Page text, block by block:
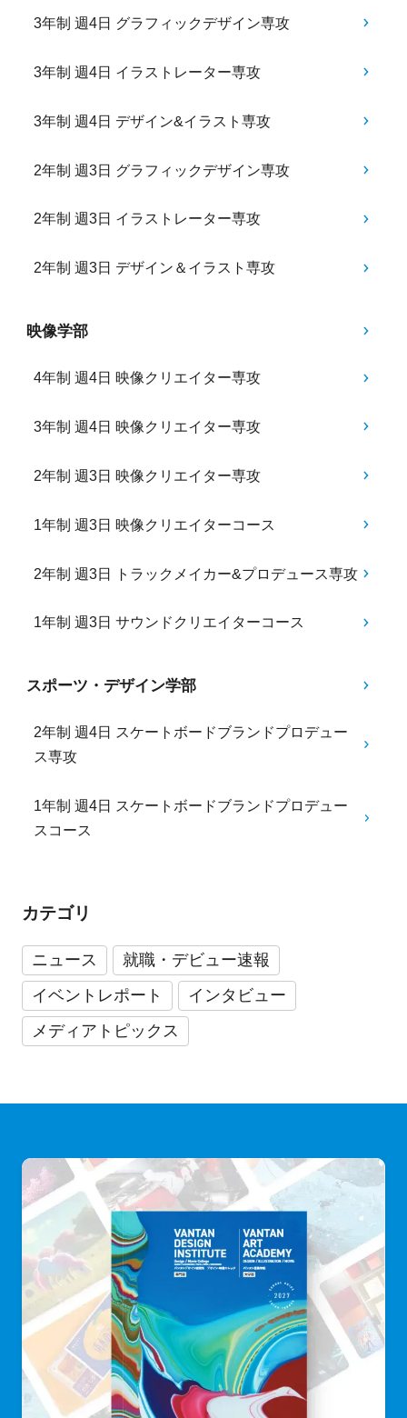
3年制 週4日 グラフィックデザイン専攻
3年制 週4日 イラストレーター専攻
3年制 週4日 デザイン&イラスト専攻
2年制 週3日 グラフィックデザイン専攻
2年制 週3日 イラストレーター専攻
2年制 週3日 デザイン＆イラスト専攻
映像学部
4年制 週4日 映像クリエイター専攻
3年制 週4日 映像クリエイター専攻
2年制 週3日 映像クリエイター専攻
1年制 週3日 映像クリエイターコース
2年制 週3日 トラックメイカー&プロデュース専攻
1年制 週3日 サウンドクリエイターコース
スポーツ・デザイン学部
2年制 週4日 スケートボードブランドプロデュー
ス専攻
1年制 週4日 スケートボードブランドプロデュー
スコース
カテゴリ
ニュース
就職・デビュー速報
イベントレポート
インタビュー
メディアトピックス